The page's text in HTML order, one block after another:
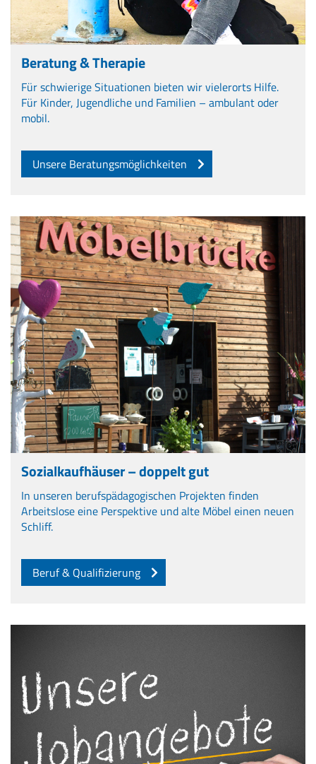
Beratung & Therapie
Für schwierige Situationen bieten wir vielerorts Hilfe.
Für Kinder, Jugendliche und Familien – ambulant oder
mobil.
Unsere Beratungsmöglichkeiten
Sozialkaufhäuser – doppelt gut
In unseren berufspädagogischen Projekten finden
Arbeitslose eine Perspektive und alte Möbel einen neuen
Schliff.
Beruf & Qualifizierung